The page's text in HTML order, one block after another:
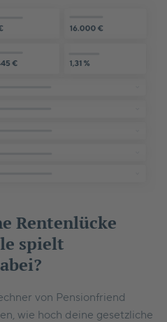
Rentenlücke
spielt
von Pensionfriend
wie hoch deine gesetzliche